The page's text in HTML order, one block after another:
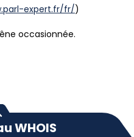
expert.fr/fr/)
occasionnée.
WHOIS